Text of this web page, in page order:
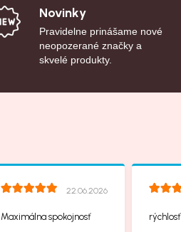
Novinky
Pravidelne prinášame nové
neopozerané značky a
skvelé produkty.
22.06.2026
Maximálna spokojnosť rýchlosť